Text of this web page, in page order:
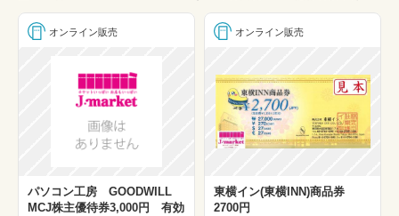
レジャー券
エンタメチケット
古銭・銀貨・プレミアコイン
事前予約可能商品
オンライン販売
パソコン工房 GOODWILL
MCJ株主優待券3,000円 有効
オンライン販売
東横イン(東横INN)商品券
2700円